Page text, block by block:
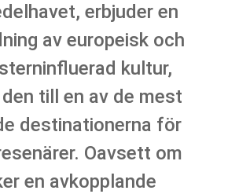
erbjuder en
av europeisk och
kultur,
till en av de mest
destinationerna för
Oavsett om
en avkopplande